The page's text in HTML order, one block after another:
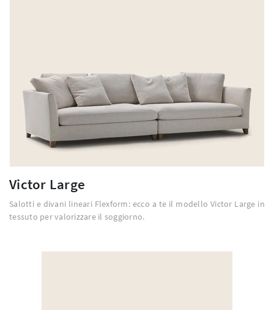
Victor Large
Salotti e divani lineari Flexform: ecco a te il modello Victor Large in
tessuto per valorizzare il soggiorno.